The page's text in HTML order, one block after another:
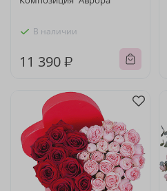
В наличии
11 390 ₽